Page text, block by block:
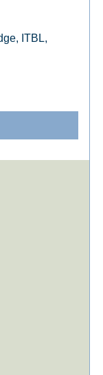
ITBL,